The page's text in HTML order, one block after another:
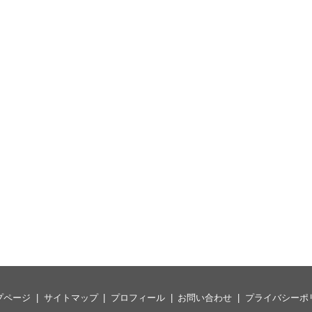
ページ サイトマップ プロフィール お問い合わせ プライバシーポ